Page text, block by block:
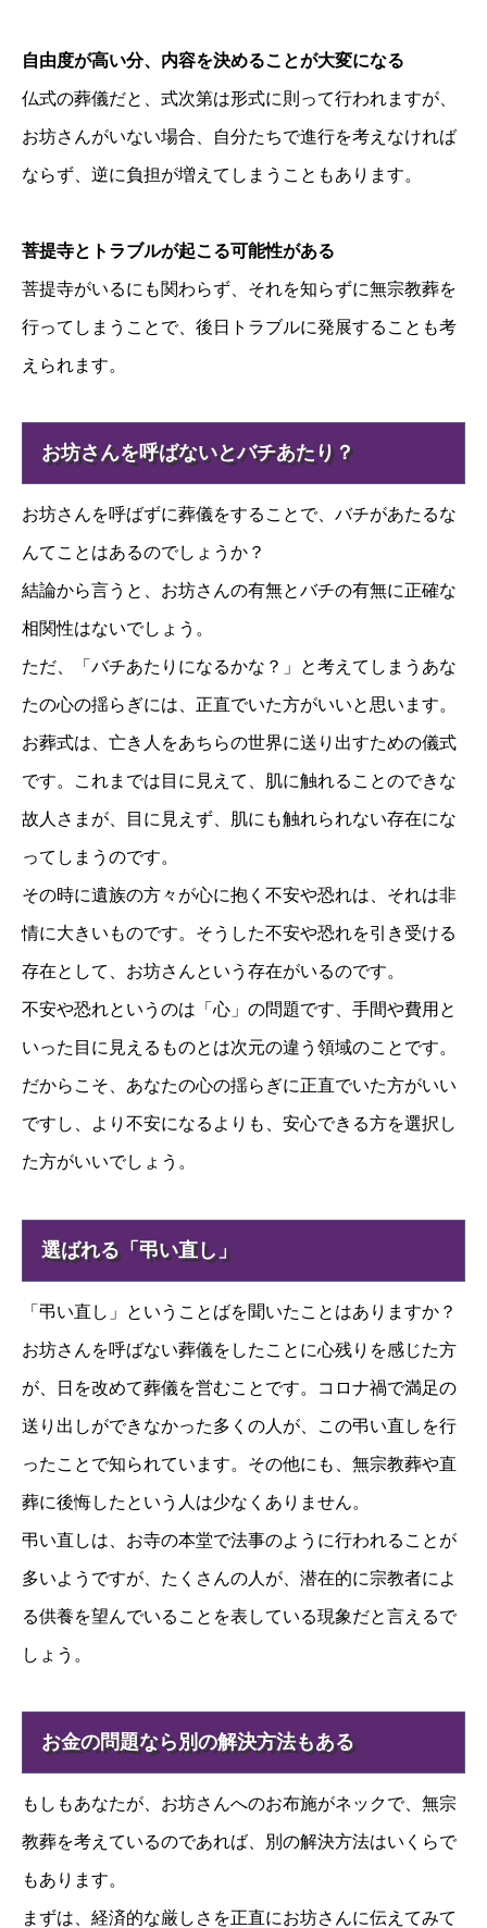
自由度が高い分、内容を決めることが大変になる
仏式の葬儀だと、式次第は形式に則って行われますが、
お坊さんがいない場合、自分たちで進行を考えなければ
ならず、逆に負担が増えてしまうこともあります。
菩提寺とトラブルが起こる可能性がある
菩提寺がいるにも関わらず、それを知らずに無宗教葬を
行ってしまうことで、後日トラブルに発展することも考
えられます。
お坊さんを呼ばないとバチあたり？
お坊さんを呼ばずに葬儀をすることで、バチがあたるな
んてことはあるのでしょうか？
結論から言うと、お坊さんの有無とバチの有無に正確な
相関性はないでしょう。
ただ、「バチあたりになるかな？」と考えてしまうあな
たの心の揺らぎには、正直でいた方がいいと思います。
お葬式は、亡き人をあちらの世界に送り出すための儀式
です。これまでは目に見えて、肌に触れることのできな
故人さまが、目に見えず、肌にも触れられない存在にな
ってしまうのです。
その時に遺族の方々が心に抱く不安や恐れは、それは非
情に大きいものです。そうした不安や恐れを引き受ける
存在として、お坊さんという存在がいるのです。
不安や恐れというのは「心」の問題です、手間や費用と
いった目に見えるものとは次元の違う領域のことです。
だからこそ、あなたの心の揺らぎに正直でいた方がいい
ですし、より不安になるよりも、安心できる方を選択し
た方がいいでしょう。
選ばれる「弔い直し」
「弔い直し」ということばを聞いたことはありますか？
お坊さんを呼ばない葬儀をしたことに心残りを感じた方
が、日を改めて葬儀を営むことです。コロナ禍で満足の
送り出しができなかった多くの人が、この弔い直しを行
ったことで知られています。その他にも、無宗教葬や直
葬に後悔したという人は少なくありません。
弔い直しは、お寺の本堂で法事のように行われることが
多いようですが、たくさんの人が、潜在的に宗教者によ
る供養を望んでいることを表している現象だと言えるで
しょう。
お金の問題なら別の解決方法もある
もしもあなたが、お坊さんへのお布施がネックで、無宗
教葬を考えているのであれば、別の解決方法はいくらで
もあります。
まずは、経済的な厳しさを正直にお坊さんに伝えてみて